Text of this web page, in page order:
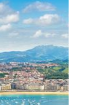
Durée
Parcours